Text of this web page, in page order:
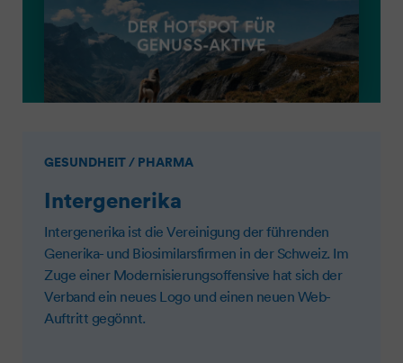
GESUNDHEIT / PHARMA
Intergenerika
Intergenerika ist die Vereinigung der führenden
Generika- und Biosimilarsfirmen in der Schweiz. Im
Zuge einer Modernisierungsoffensive hat sich der
Verband ein neues Logo und einen neuen Web-
Auftritt gegönnt.